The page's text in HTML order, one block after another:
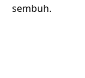
sembuh.